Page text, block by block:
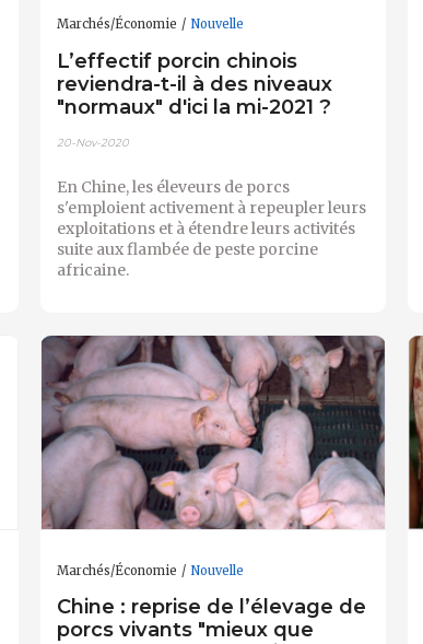
Marchés/Économie Nouvelle
L’effectif porcin chinois
reviendra-t-il à des niveaux
"normaux" d'ici la mi-2021 ?
20-Nov-2020
En Chine, les éleveurs de porcs
s'emploient activement à repeupler leurs
exploitations et à étendre leurs activités
suite aux flambée de peste porcine
africaine.
Marchés/Économie Nouvelle
Chine : reprise de l’élevage de
porcs vivants "mieux que